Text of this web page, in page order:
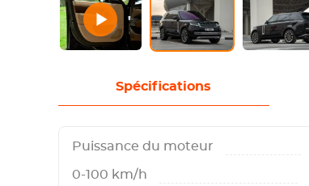
Spécifications
Puissance du moteur
0-100 km/h